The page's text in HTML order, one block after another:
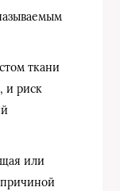
ткани
и риск
или